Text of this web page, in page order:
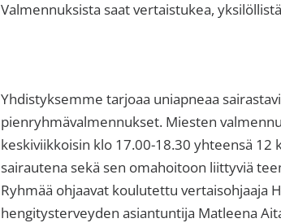
Valmennuksista saat vertaistukea,
Yhdistyksemme tarjoaa uniapneaa
pienryhmävalmennukset. Miesten
keskiviikkoisin klo 17.00-18.30 yhteensä 12
sairautena sekä sen omahoitoon liittyviä
Ryhmää ohjaavat koulutettu vertaisohjaaja
hengitysterveyden asiantuntija Matleena